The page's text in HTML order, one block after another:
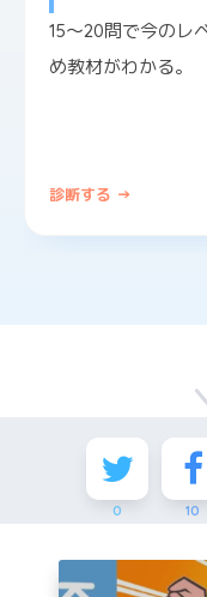
15〜20問で今のレ
め教材がわかる。
診断する →
0 10